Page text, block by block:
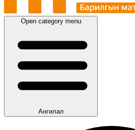
Open category menu
Ангилал